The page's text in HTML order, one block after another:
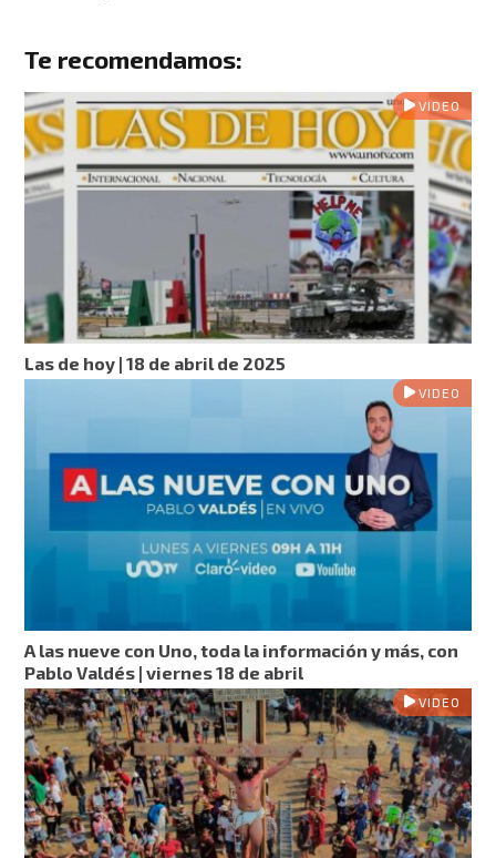
Te recomendamos:
VIDEO
Las de hoy | 18 de abril de 2025
VIDEO
A las nueve con Uno, toda la información y más, con
Pablo Valdés | viernes 18 de abril
VIDEO